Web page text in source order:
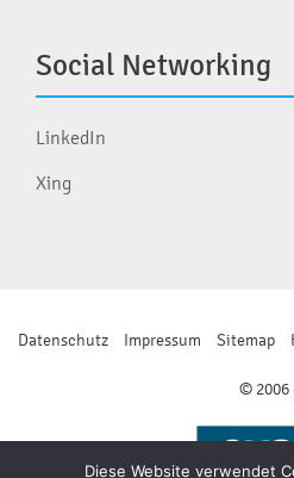
Social Networking
LinkedIn
Xing
Datenschutz Impressum Sitemap
© 2006
Diese Website verwendet